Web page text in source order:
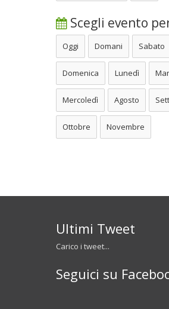
Scegli evento
Oggi Domani Sabato
Domenica Lunedì
Mercoledì Agosto
Ottobre Novembre
Ultimi Tweet
Carico i tweet...
Seguici su